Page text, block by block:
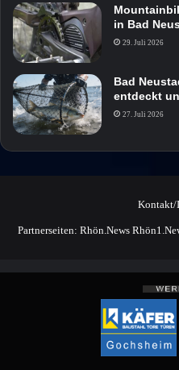
in Bad
29. Juli 2026
Bad
entdeckt
27. Juli 2026
Kontakt/
Partnerseiten: Rhön.News